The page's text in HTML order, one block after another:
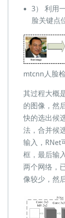
3） 利用
脸关键点
mtcnn人脸
其过程大概
的图像，然
快的选出候
法，合并候
输入，RNet
框，最后输
两个网络，
像较少，然